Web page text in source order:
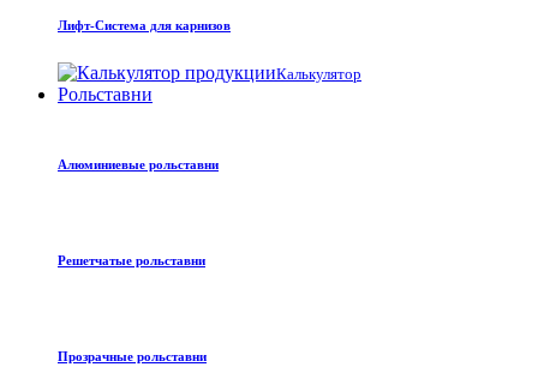
Лифт-Система для карнизов
Калькулятор
Рольставни
Алюминиевые рольставни
Решетчатые рольставни
Прозрачные рольставни